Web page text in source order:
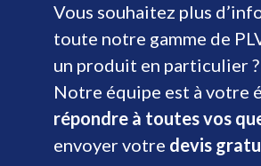
Vous souhaitez plus
toute notre gamme de
un produit en particulier ?
Notre équipe est à votre
répondre à toutes vos
envoyer votre devis